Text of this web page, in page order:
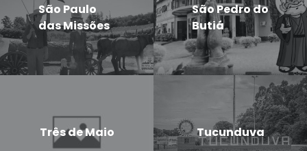
São Paulo
das Missões
São Pedro do
Butiá
Três de Maio Tucunduva